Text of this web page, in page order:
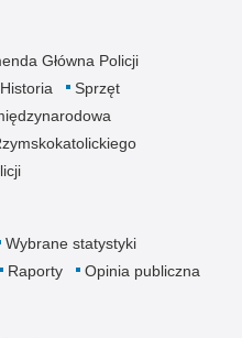
Główna Policji
Historia
Sprzęt
Wybrane statystyki
Raporty Opinia publiczna